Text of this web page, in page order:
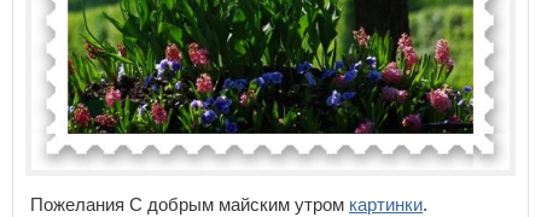
Пожелания С добрым майским утром картинки.